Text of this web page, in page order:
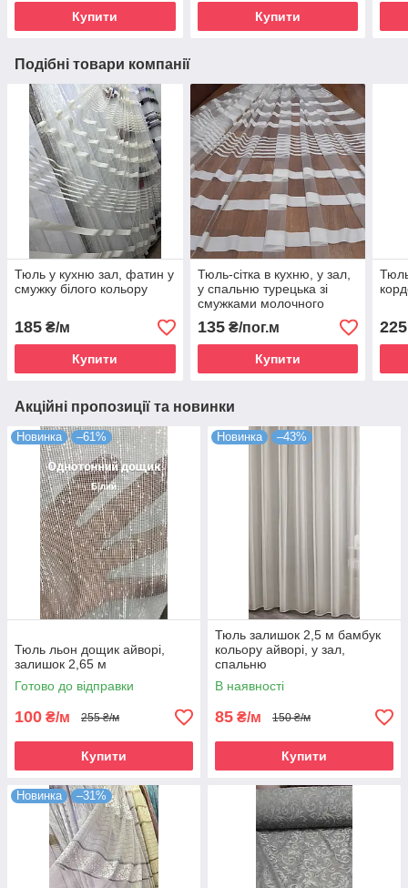
Купити Купити
Подібні товари компанії
Тюль у кухню зал, фатин у
смужку білого кольору
185 ₴/м
Купити
Тюль-сітка в кухню, у зал,
у спальню турецька зі
смужками молочного
кольору на фатині
135₴/пог.м
Купити
225
Акційні пропозиції та новинки
Новинка –61%
Тюль льон дощик айворі,
залишок 2,65 м
Готово до відправки
100 ₴/м 255 ₴/м
Купити
Новинка –43%
Тюль залишок 2,5 м бамбук
кольору айворі, у зал,
спальню
В наявності
85 ₴/м 150 ₴/м
Купити
Новинка –31%